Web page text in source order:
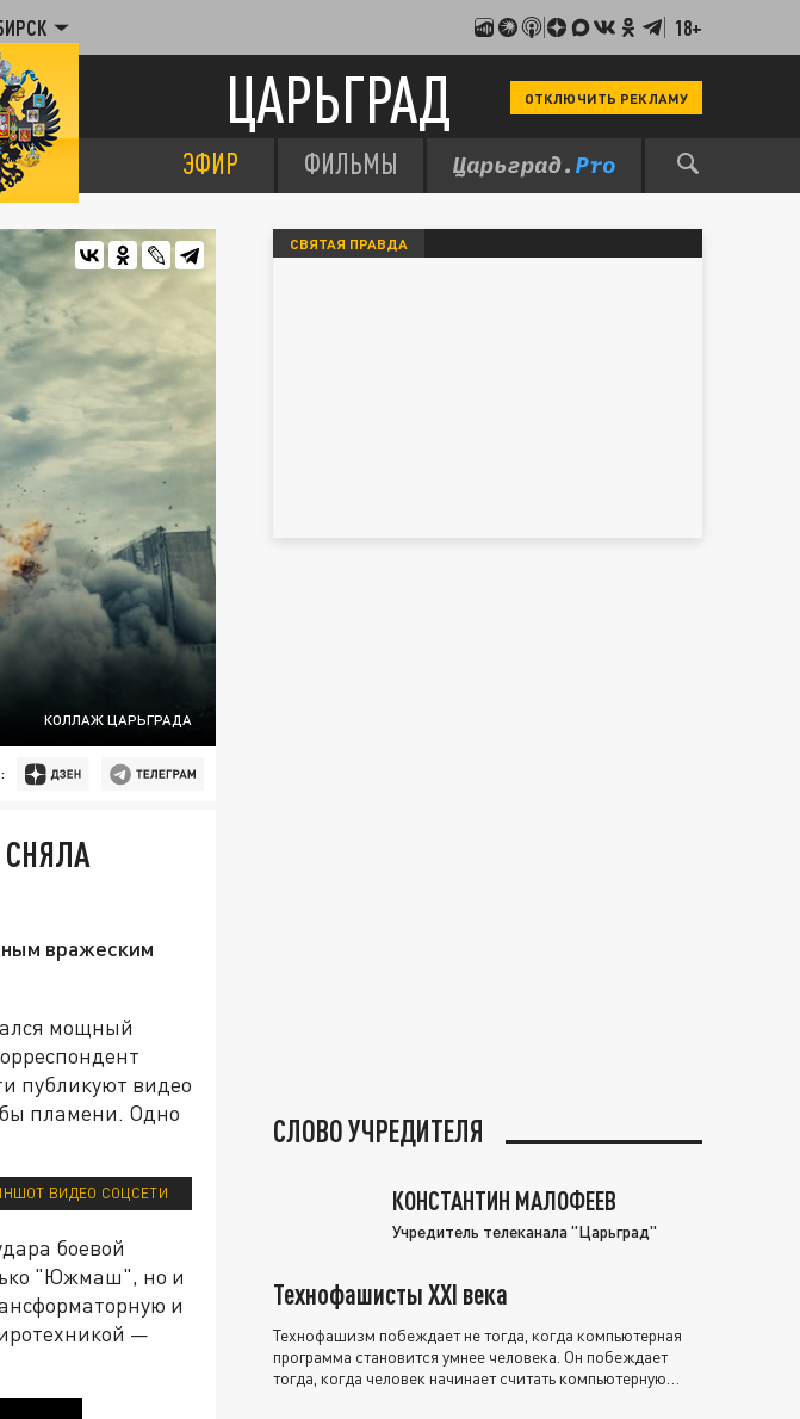
18+
ЦАРЬГРАД ОТКЛЮЧИТЬ РЕКЛАМУ
ЭФИР ФИЛЬМЫ
КОЛЛАЖ ЦАРЬГРАДА
вражеским
мощный
публикуют видео
пламени. Одно
ВИДЕО СОЦСЕТИ
боевой
"Южмаш", но и
и
—
СВЯТАЯ ПРАВДА
СЛОВО УЧРЕДИТЕЛЯ
КОНСТАНТИН МАЛОФЕЕВ
Учредитель телеканала "Царьград"
Технофашисты XXI века
Технофашизм побеждает не тогда, когда компьютерная
программа становится умнее человека. Он побеждает
тогда, когда человек начинает считать компьютерную